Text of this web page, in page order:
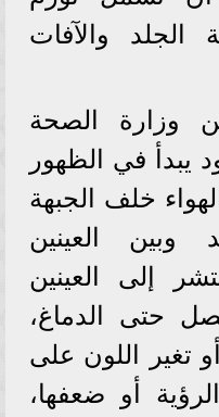
الجلد والآفات
وزارة الصحة
يبدأ في الظهور
خلف الجبهة
وبين العينين
إلى العينين
حتى الدماغ،
تغير اللون على
أو ضعفها،